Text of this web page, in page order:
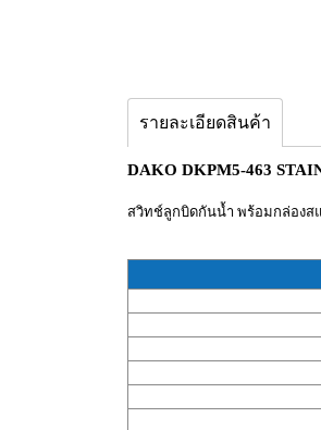
รายละเอียดสินค้า
DAKO DKPM5-463
สวิทช์ลูกบิดกันน้ำ พร้อมกล่องสแต